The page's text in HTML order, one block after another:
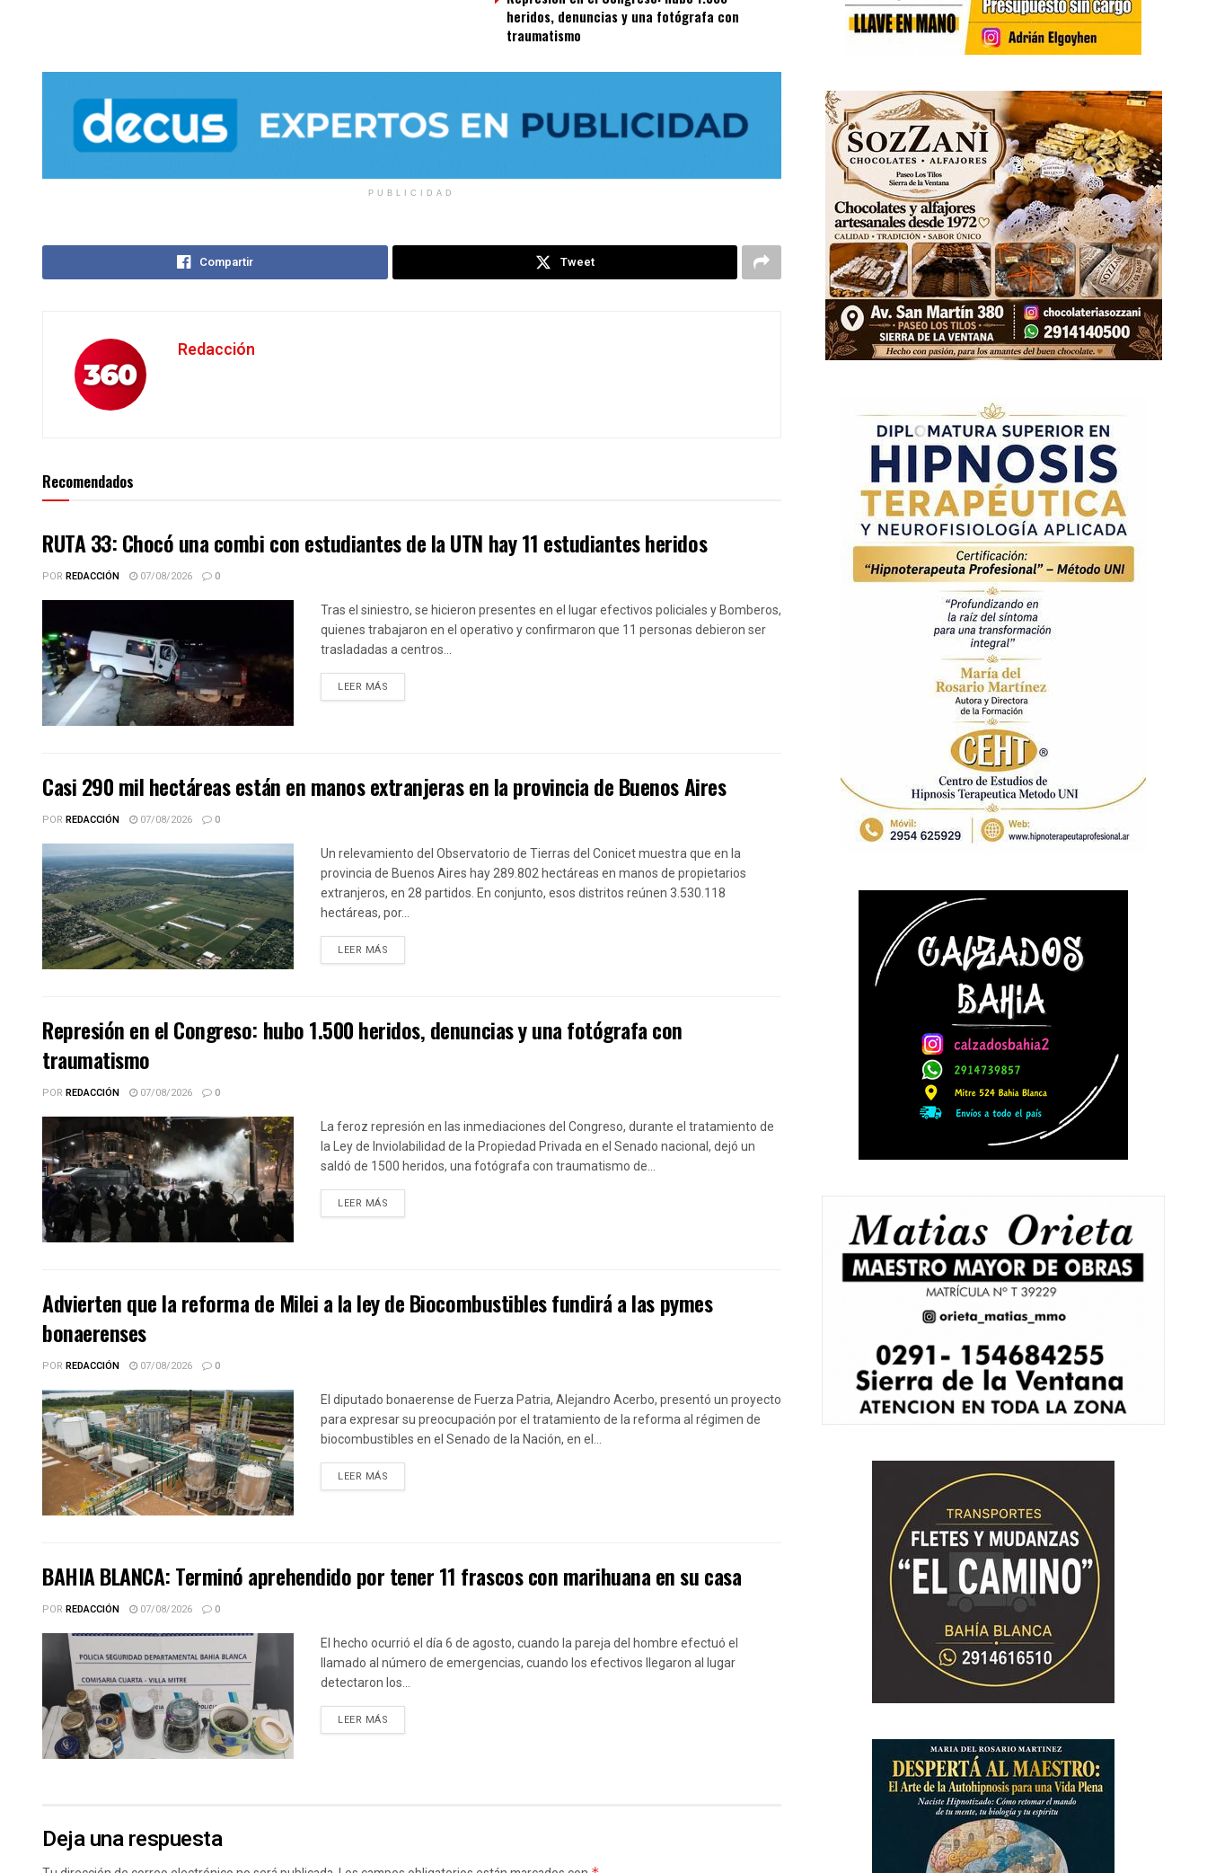
heridos, denuncias y una fotógrafa con
traumatismo
PUBLICIDAD
Compartir Tweet
Redacción
Recomendados
RUTA 33: Chocó una combi con estudiantes de la UTN hay 11 estudiantes heridos
POR REDACCIÓN 07/08/2026 0
Tras el siniestro, se hicieron presentes en el lugar efectivos policiales y Bomberos,
quienes trabajaron en el operativo y confirmaron que 11 personas debieron ser
trasladadas a centros...
LEER MÁS
Casi 290 mil hectáreas están en manos extranjeras en la provincia de Buenos Aires
POR REDACCIÓN 07/08/2026 0
Un relevamiento del Observatorio de Tierras del Conicet muestra que en la
provincia de Buenos Aires hay 289.802 hectáreas en manos de propietarios
extranjeros, en 28 partidos. En conjunto, esos distritos reúnen 3.530.118
hectáreas, por...
LEER MÁS
Represión en el Congreso: hubo 1.500 heridos, denuncias y una fotógrafa con
traumatismo
POR REDACCIÓN 07/08/2026 0
La feroz represión en las inmediaciones del Congreso, durante el tratamiento de
la Ley de Inviolabilidad de la Propiedad Privada en el Senado nacional, dejó un
saldó de 1500 heridos, una fotógrafa con traumatismo de...
LEER MÁS
Advierten que la reforma de Milei a la ley de Biocombustibles fundirá a las pymes
bonaerenses
POR REDACCIÓN 07/08/2026 0
El diputado bonaerense de Fuerza Patria, Alejandro Acerbo, presentó un proyecto
para expresar su preocupación por el tratamiento de la reforma al régimen de
biocombustibles en el Senado de la Nación, en el...
LEER MÁS
BAHIA BLANCA: Terminó aprehendido por tener 11 frascos con marihuana en su casa
POR REDACCIÓN 07/08/2026 0
El hecho ocurrió el día 6 de agosto, cuando la pareja del hombre efectuó el
llamado al número de emergencias, cuando los efectivos llegaron al lugar
detectaron los...
LEER MÁS
Deja una respuesta